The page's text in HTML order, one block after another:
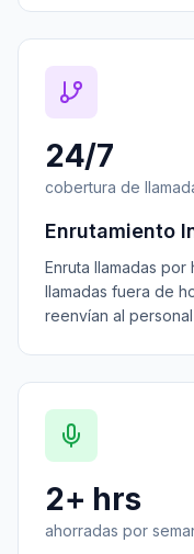
24/7
cobertura de
Enrutamiento
Enruta llamadas por
llamadas fuera de
reenvían al
2+ hrs
ahorradas por